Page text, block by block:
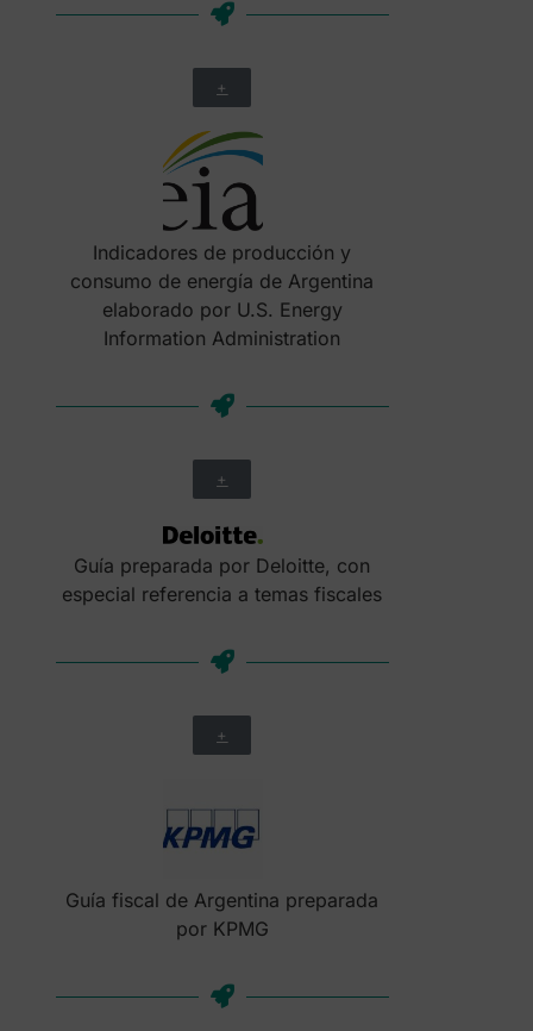
+
Indicadores de producción y
consumo de energía de Argentina
elaborado por U.S. Energy
Information Administration
+
Guía preparada por Deloitte, con
especial referencia a temas fiscales
+
Guía fiscal de Argentina preparada
por KPMG